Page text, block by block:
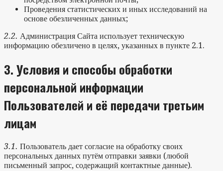
Проведения статистических и иных исследований на
основе обезличенных данных;
2.2. Администрация Сайта использует техническую
информацию обезличено в целях, указанных в пункте 2.1.
3.Условия и способы обработки
персональной информации
Пользователей и её передачи третьим
лицам
3.1. Пользователь дает согласие на обработку своих
персональных данных путём отправки заявки (любой
письменный запрос, содержащий контактные данные).